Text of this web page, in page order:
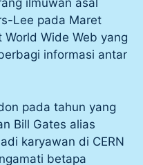
ilmuwan asal
Lee pada Maret
Wide Web yang
informasi antar
pada tahun yang
Bill Gates alias
karyawan di CERN
betapa